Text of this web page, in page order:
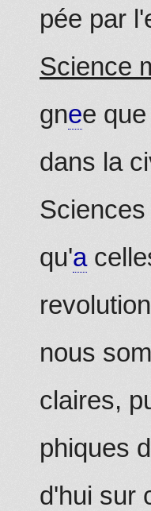
pée par
Science
gnee
dans la
qu'a
revolution
nous
claires,
phiques
d'hui sur